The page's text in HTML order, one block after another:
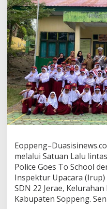
melalui Satuan Lalu
Police Goes To School
Inspektur Upacara
SDN 22 Jerae,
Kabupaten Soppeng.